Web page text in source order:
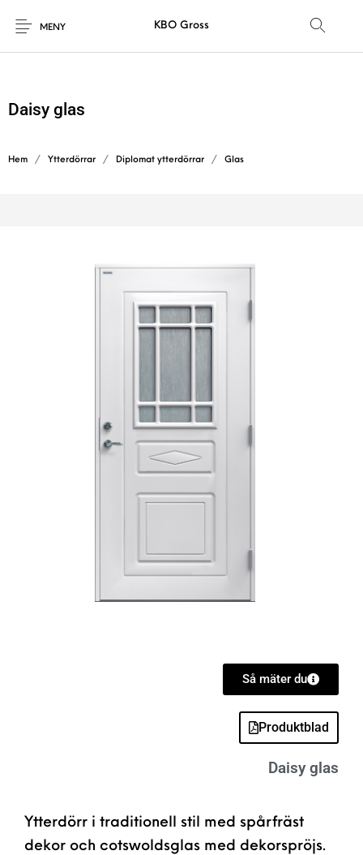
MENY KBO Gross
Daisy glas
Hem / Ytterdörrar / Diplomat ytterdörrar / Glas
Så mäter du
Produktblad
Daisy glas
Ytterdörr i traditionell stil med spårfräst
dekor och cotswoldsglas med dekorspröjs.